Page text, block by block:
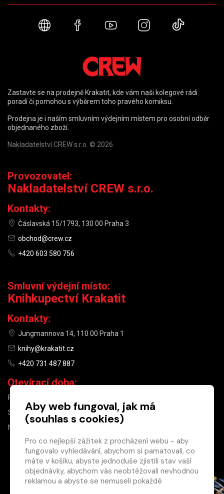
×
Máte u nás již
registrovaný
Webové stránky
FacebookYouTubeInstagram
Zastavte se na prodejně Krakatit, kde vám naši kolegové rádi
poradí či pomohou s výběrem toho pravého komiksu.
Prodejna je i naším smluvním výdejním místem pro osobní odběr
objednaného zboží.
Nakladatelství CREW s.r.o. © 2026
Provozovatel:
Nakladatelství CREW s.r.o.
Kontakty:
Čáslavská 15/1793, 130 00 Praha 3
obchod@crew.cz
+420 603 580 756
Smluvní výdejní místo:
Knihkupectví Krakatit
Kontakty:
Jungmannova 14, 110 00 Praha 1
knihy@krakatit.cz
+420 731 487 887
Otevírací doba:
PO–PÁ
SO
10:00–13:00
NE
Aby web fungoval, jak má
(souhlas s cookies)
Pro co nejlepší zážitek z procházení webu - aby
fungovalo vyhledávání, abychom si pamatovali, co
máte v košíku, abyste jednoduše zjistili stav vaší
objednávky, abychom vás neobtěžovali nevhodnou
reklamou a abyste se nemuseli pokaždé